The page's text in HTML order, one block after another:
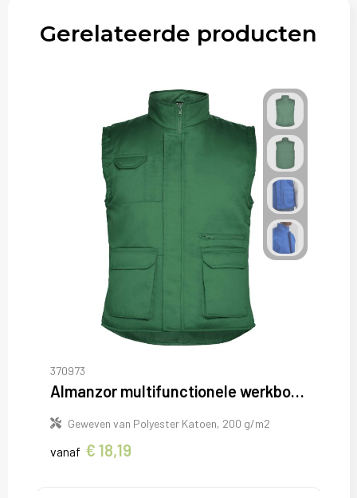
Gerelateerde producten
370973
Almanzor multifunctionele werkbodywarmer met hoge kraag
Geweven van Polyester Katoen, 200 g/m2
vanaf € 18,19